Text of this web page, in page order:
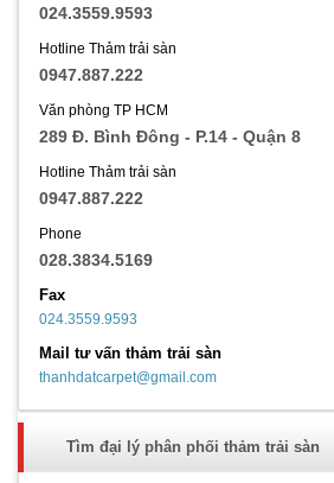
024.3559.9593
Hotline Thảm trải sàn
0947.887.222
Văn phòng TP HCM
289 Đ. Bình Đông - P.14 - Quận 8
Hotline Thảm trải sàn
0947.887.222
Phone
028.3834.5169
Fax
024.3559.9593
Mail tư vấn thảm trải sàn
thanhdatcarpet@gmail.com
Tìm đại lý phân phối thảm trải sàn